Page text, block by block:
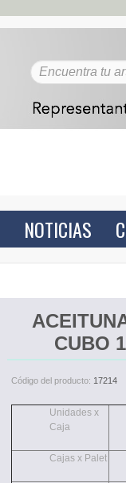
NOTICIAS
CUBO
Código del producto: 17214
Unidades x
Caja
Cajas x Palet